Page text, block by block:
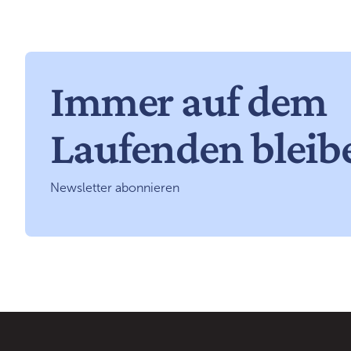
Immer auf dem
Laufenden
Newsletter abonnieren